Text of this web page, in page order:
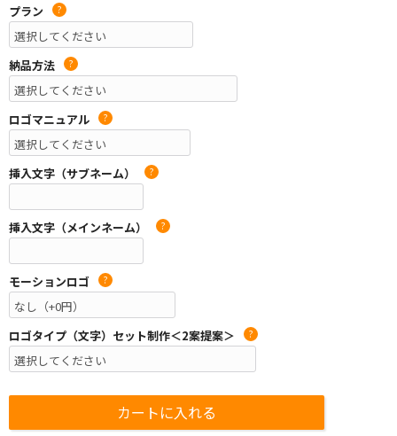
プラン
?
納品方法 ?
ロゴマニュアル ?
挿入文字（サブネーム） ?
挿入文字（メインネーム） ?
モーションロゴ ?
ロゴタイプ（文字）セット制作＜2案提案＞ ?